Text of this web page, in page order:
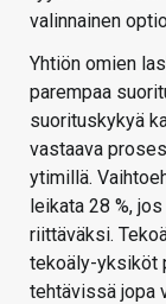
valinnainen
Yhtiön omien
parempaa
suorituskykyä
vastaava
ytimillä.
leikata 28 %,
riittäväksi.
tekoäly-yksiköt
tehtävissä jopa